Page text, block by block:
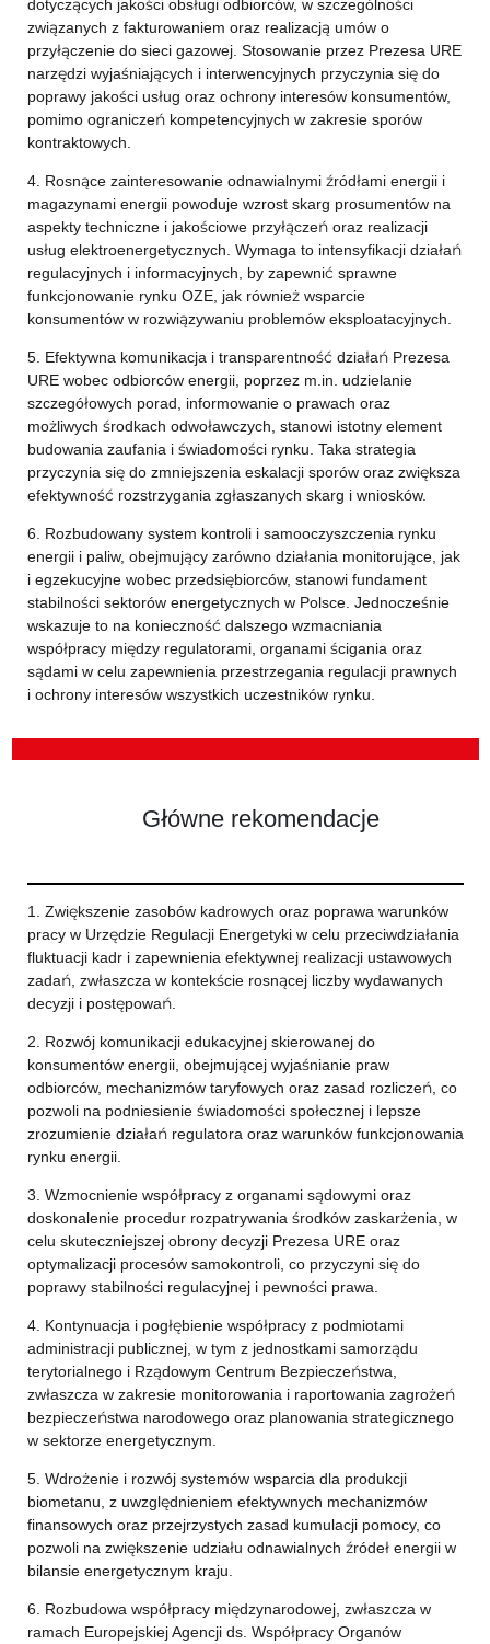
dotyczących jakości obsługi odbiorców, w szczególności
związanych z fakturowaniem oraz realizacją umów o
przyłączenie do sieci gazowej. Stosowanie przez Prezesa URE
narzędzi wyjaśniających i interwencyjnych przyczynia się do
poprawy jakości usług oraz ochrony interesów konsumentów,
pomimo ograniczeń kompetencyjnych w zakresie sporów
kontraktowych.
4. Rosnące zainteresowanie odnawialnymi źródłami energii i
magazynami energii powoduje wzrost skarg prosumentów na
aspekty techniczne i jakościowe przyłączeń oraz realizacji
usług elektroenergetycznych. Wymaga to intensyfikacji działań
regulacyjnych i informacyjnych, by zapewnić sprawne
funkcjonowanie rynku OZE, jak również wsparcie
konsumentów w rozwiązywaniu problemów eksploatacyjnych.
5. Efektywna komunikacja i transparentność działań Prezesa
URE wobec odbiorców energii, poprzez m.in. udzielanie
szczegółowych porad, informowanie o prawach oraz
możliwych środkach odwoławczych, stanowi istotny element
budowania zaufania i świadomości rynku. Taka strategia
przyczynia się do zmniejszenia eskalacji sporów oraz zwiększa
efektywność rozstrzygania zgłaszanych skarg i wniosków.
6. Rozbudowany system kontroli i samooczyszczenia rynku
energii i paliw, obejmujący zarówno działania monitorujące, jak
i egzekucyjne wobec przedsiębiorców, stanowi fundament
stabilności sektorów energetycznych w Polsce. Jednocześnie
wskazuje to na konieczność dalszego wzmacniania
współpracy między regulatorami, organami ścigania oraz
sądami w celu zapewnienia przestrzegania regulacji prawnych
i ochrony interesów wszystkich uczestników rynku.
Główne rekomendacje
1. Zwiększenie zasobów kadrowych oraz poprawa warunków
pracy w Urzędzie Regulacji Energetyki w celu przeciwdziałania
fluktuacji kadr i zapewnienia efektywnej realizacji ustawowych
zadań, zwłaszcza w kontekście rosnącej liczby wydawanych
decyzji i postępowań.
2. Rozwój komunikacji edukacyjnej skierowanej do
konsumentów energii, obejmującej wyjaśnianie praw
odbiorców, mechanizmów taryfowych oraz zasad rozliczeń, co
pozwoli na podniesienie świadomości społecznej i lepsze
zrozumienie działań regulatora oraz warunków funkcjonowania
rynku energii.
3. Wzmocnienie współpracy z organami sądowymi oraz
doskonalenie procedur rozpatrywania środków zaskarżenia, w
celu skuteczniejszej obrony decyzji Prezesa URE oraz
optymalizacji procesów samokontroli, co przyczyni się do
poprawy stabilności regulacyjnej i pewności prawa.
4. Kontynuacja i pogłębienie współpracy z podmiotami
administracji publicznej, w tym z jednostkami samorządu
terytorialnego i Rządowym Centrum Bezpieczeństwa,
zwłaszcza w zakresie monitorowania i raportowania zagrożeń
bezpieczeństwa narodowego oraz planowania strategicznego
w sektorze energetycznym.
5. Wdrożenie i rozwój systemów wsparcia dla produkcji
biometanu, z uwzględnieniem efektywnych mechanizmów
finansowych oraz przejrzystych zasad kumulacji pomocy, co
pozwoli na zwiększenie udziału odnawialnych źródeł energii w
bilansie energetycznym kraju.
6. Rozbudowa współpracy międzynarodowej, zwłaszcza w
ramach Europejskiej Agencji ds. Współpracy Organów